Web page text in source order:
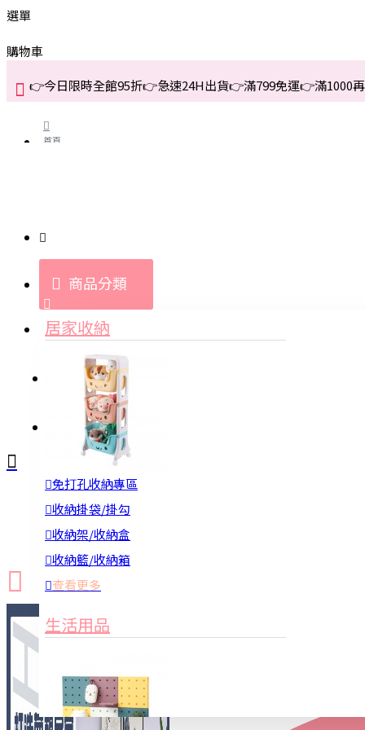
選單
購物車
👉今日限時全館95折👉急速24H出貨👉滿799免運👉滿1000
首頁
商品分類
居家收納
免打孔收納專區
收納掛袋/掛勾
收納架/收納盒
收納籃/收納箱
查看更多
生活用品
登入
新品上市